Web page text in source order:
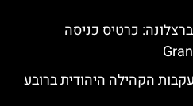
כרטיס כניסה
הקהילה היהודית ברובע